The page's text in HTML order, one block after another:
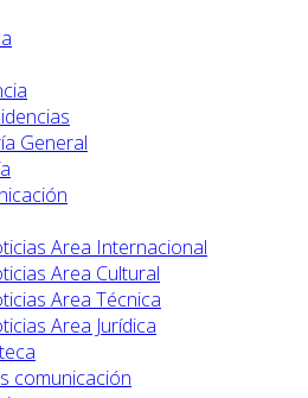
General
Area Internacional
Area Cultural
Area Técnica
Area Jurídica
comunicación